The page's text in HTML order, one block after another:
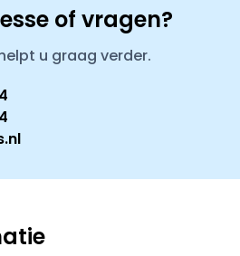
of vragen?
u graag verder.